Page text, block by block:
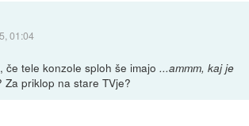
01:04
če tele konzole sploh še imajo ...ammm, kaj je
Za priklop na stare TVje?